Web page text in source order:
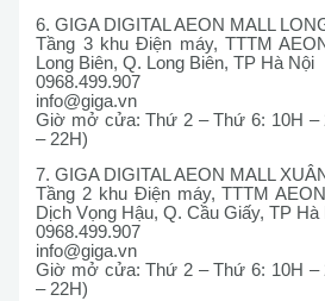
6. GIGA DIGITAL AEON MALL
Tầng 3 khu Điện máy, TTTM
Long Biên, Q. Long Biên, TP Hà Nội
0968.499.907
info@giga.vn
Giờ mở cửa: Thứ 2 – Thứ 6: 10H –
– 22H)
7. GIGA DIGITAL AEON MALL
Tầng 2 khu Điện máy, TTTM
Dịch Vọng Hậu, Q. Cầu Giấy, TP Hà
0968.499.907
info@giga.vn
Giờ mở cửa: Thứ 2 – Thứ 6: 10H –
– 22H)